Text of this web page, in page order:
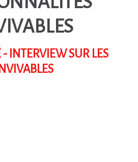
INTERVIEW SUR LES
INVIVABLES